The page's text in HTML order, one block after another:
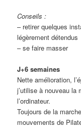
Conseils :
– retirer quelques
légèrement détendus
– se faire masser
J+6 semaines
Nette amélioration,
j’utilise à nouveau la
l’ordinateur.
Toujours de la
mouvements de